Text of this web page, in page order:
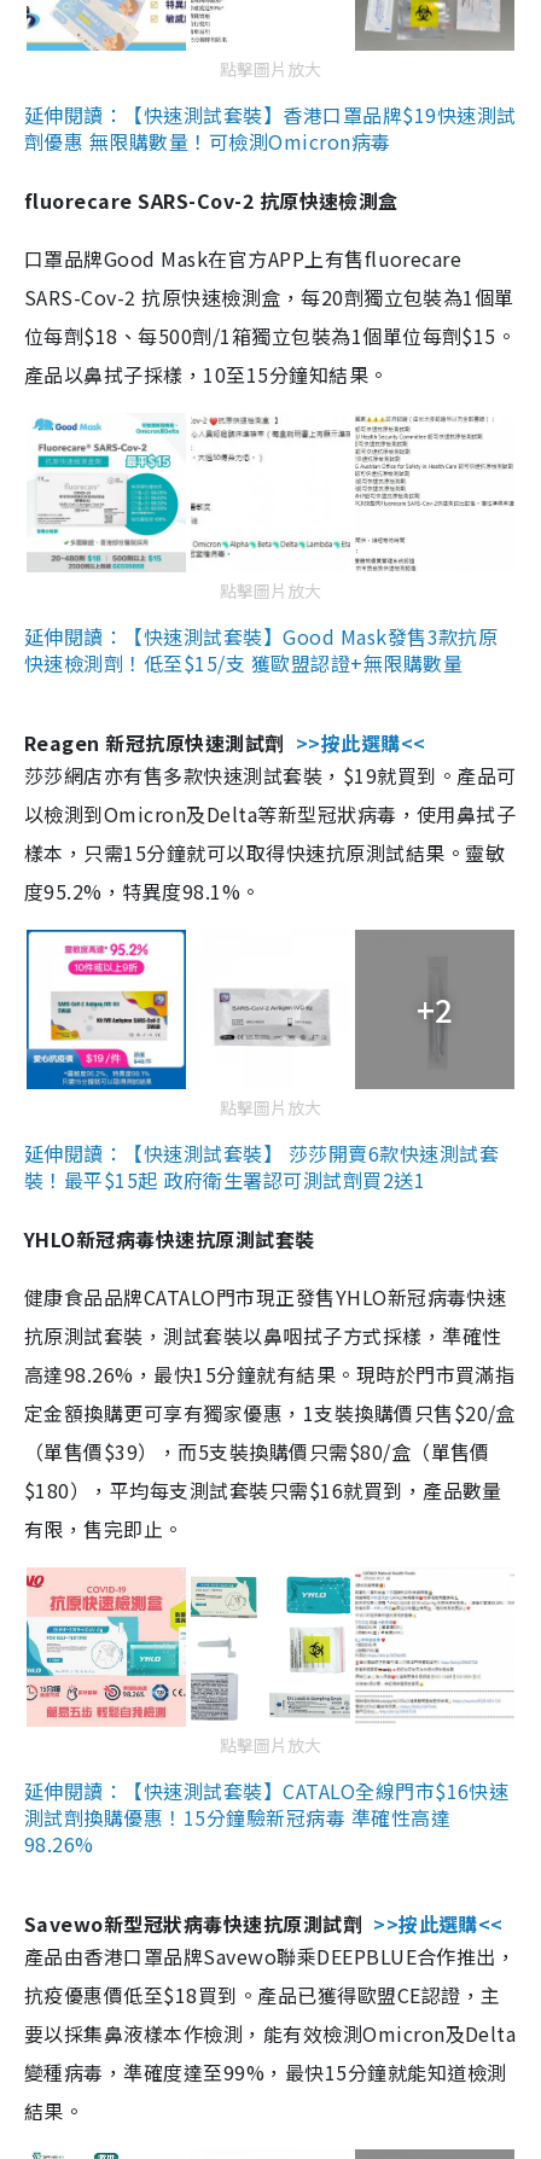
點擊圖片放大
延伸閱讀：【快速測試套裝】香港口罩品牌$19快速測試
劑優惠 無限購數量！可檢測Omicron病毒
fluorecare SARS-Cov-2 抗原快速檢測盒
口罩品牌Good Mask在官方APP上有售fluorecare
SARS-Cov-2 抗原快速檢測盒，每20劑獨立包裝為1個單
位每劑$18、每500劑/1箱獨立包裝為1個單位每劑$15。
產品以鼻拭子採樣，10至15分鐘知結果。
點擊圖片放大
延伸閱讀：【快速測試套裝】Good Mask發售3款抗原
快速檢測劑！低至$15/支 獲歐盟認證+無限購數量
Reagen 新冠抗原快速測試劑 >>按此選購<<
莎莎網店亦有售多款快速測試套裝，$19就買到。產品可
以檢測到Omicron及Delta等新型冠狀病毒，使用鼻拭子
樣本，只需15分鐘就可以取得快速抗原測試結果。靈敏
度95.2%，特異度98.1%。
+2
點擊圖片放大
延伸閱讀：【快速測試套裝】 莎莎開賣6款快速測試套
裝！最平$15起 政府衛生署認可測試劑買2送1
YHLO新冠病毒快速抗原測試套裝
健康食品品牌CATALO門市現正發售YHLO新冠病毒快速
抗原測試套裝，測試套裝以鼻咽拭子方式採樣，準確性
高達98.26%，最快15分鐘就有結果。現時於門市買滿指
定金額換購更可享有獨家優惠，1支裝換購價只售$20/盒
（單售價$39），而5支裝換購價只需$80/盒（單售價
$180），平均每支測試套裝只需$16就買到，產品數量
有限，售完即止。
點擊圖片放大
延伸閱讀：【快速測試套裝】CATALO全線門市$16快速
測試劑換購優惠！15分鐘驗新冠病毒 準確性高達
98.26%
Savewo新型冠狀病毒快速抗原測試劑 >>按此選購<<
產品由香港口罩品牌Savewo聯乘DEEPBLUE合作推出，
抗疫優惠價低至$18買到。產品已獲得歐盟CE認證，主
要以採集鼻液樣本作檢測，能有效檢測Omicron及Delta
變種病毒，準確度達至99%，最快15分鐘就能知道檢測
結果。